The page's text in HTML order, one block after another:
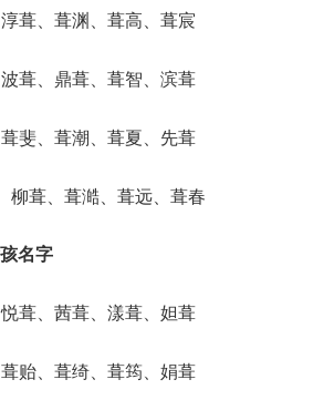
葺、葺渊、葺高、葺宸
葺、鼎葺、葺智、滨葺
斐、葺潮、葺夏、先葺
柳葺、葺澔、葺远、葺春
名字
葺、茜葺、漾葺、妲葺
贻、葺绮、葺筠、娟葺